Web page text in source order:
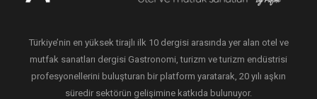
Türkiye’nin en yüksek tirajlı ilk 10 dergisi arasında yer alan otel ve
mutfak sanatları dergisi Gastronomi, turizm ve turizm endüstrisi
profesyonellerini buluşturan bir platform yaratarak, 20 yılı aşkın
süredir sektörün gelişimine katkıda bulunuyor.